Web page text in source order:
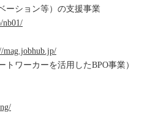
ーション等）の支援事業
nb01/
mag.jobhub.jp/
トワーカーを活用したBPO事業）